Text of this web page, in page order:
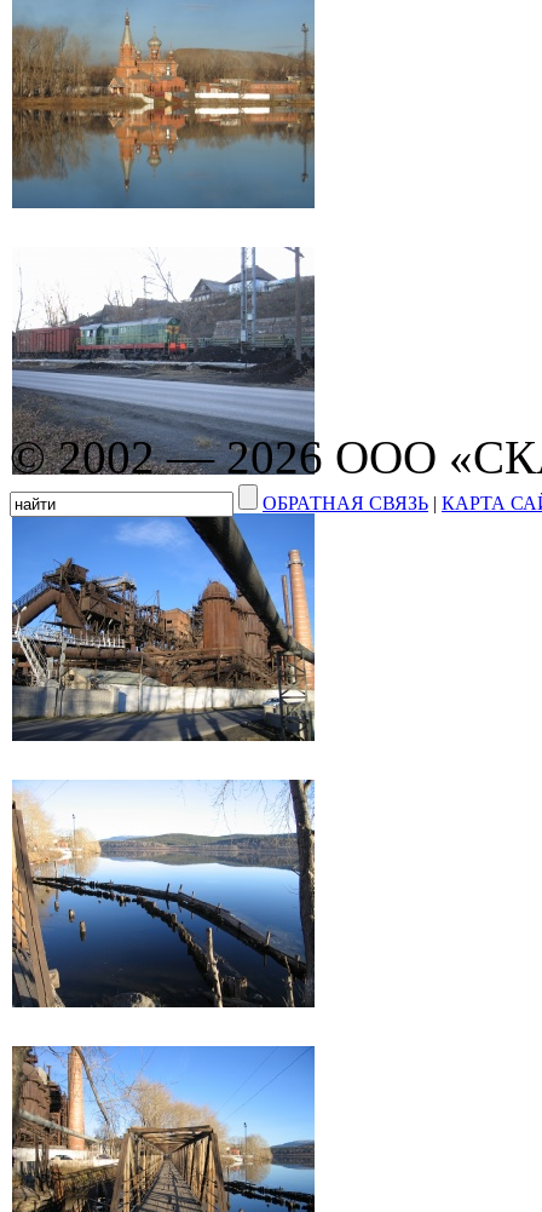
© 2002 — 2026 ООО
ОБРАТНАЯ СВЯЗЬ | КАРТА